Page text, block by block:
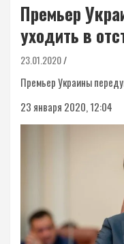
Премьер
уходить в
23.01.2020
Премьер Украины
23 января 2020, 12:04